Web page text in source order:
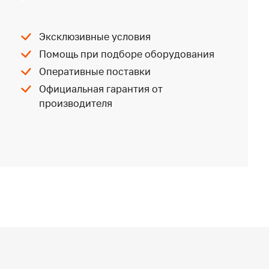
Эксклюзивные условия
Помощь при подборе оборудования
Оперативные поставки
Официальная гарантия от
производителя